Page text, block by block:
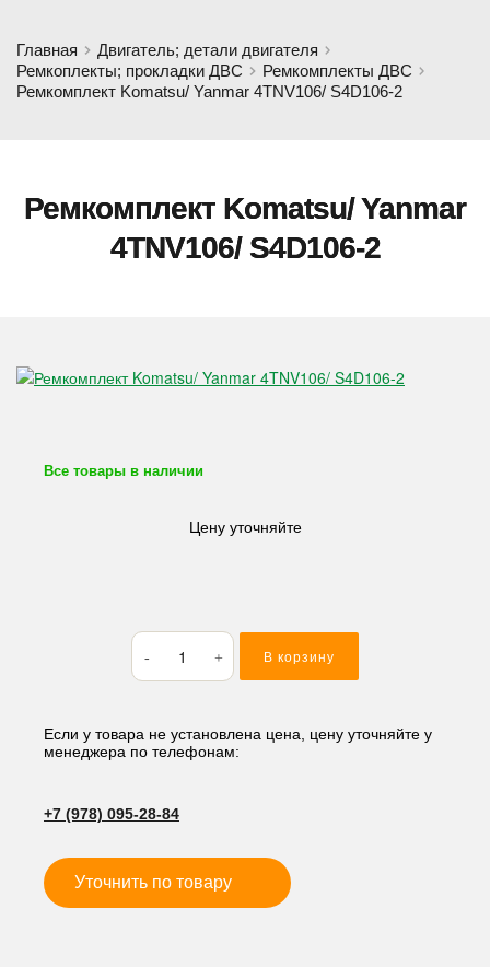
Главная
Двигатель; детали двигателя
Ремкоплекты; прокладки ДВС
Ремкомплекты ДВС
Ремкомплект Komatsu/ Yanmar 4TNV106/ S4D106-2
Ремкомплект Komatsu/ Yanmar
4TNV106/ S4D106-2
Все товары в наличии
Цену уточняйте
Количество
товара
Ремкомплект
Yanmar
4TNV106/
В корзину
Если у товара не установлена цена, цену уточняйте у
менеджера по телефонам:
+7 (978) 095-28-84
Уточнить по товару